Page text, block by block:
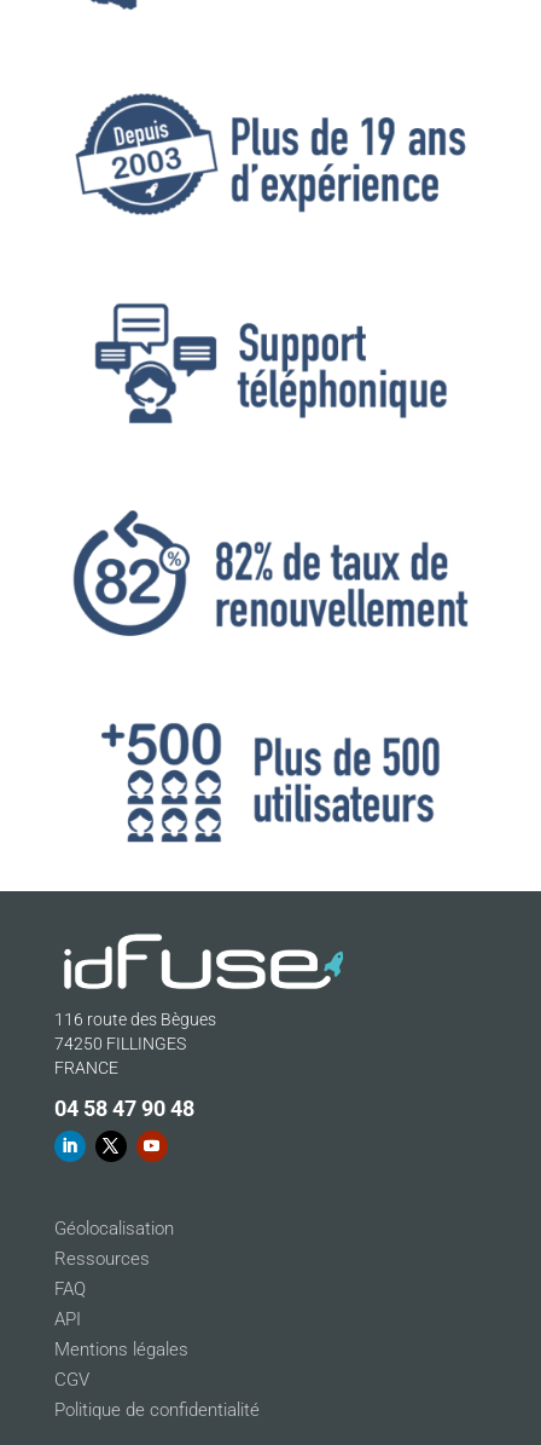
116 route des Bègues
74250 FILLINGES
FRANCE
04 58 47 90 48
Géolocalisation
Ressources
FAQ
API
Mentions légales
CGV
Politique de confidentialité